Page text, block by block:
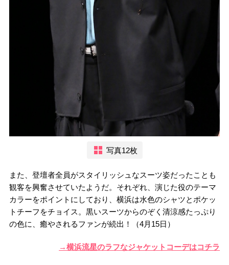
写真12枚
また、登壇者全員がスタイリッシュなスーツ姿だったことも
観客を興奮させていたようだ。それぞれ、演じた役のテーマ
カラーをポイントにしており、横浜は水色のシャツとポケッ
トチーフをチョイス。黒いスーツからのぞく清涼感たっぷり
の色に、癒やされるファンが続出！（4月15日）
→横浜流星のラフなジャケットコーデはコチラ